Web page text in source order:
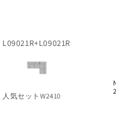
L09021R+L09021R
人気セットW2410